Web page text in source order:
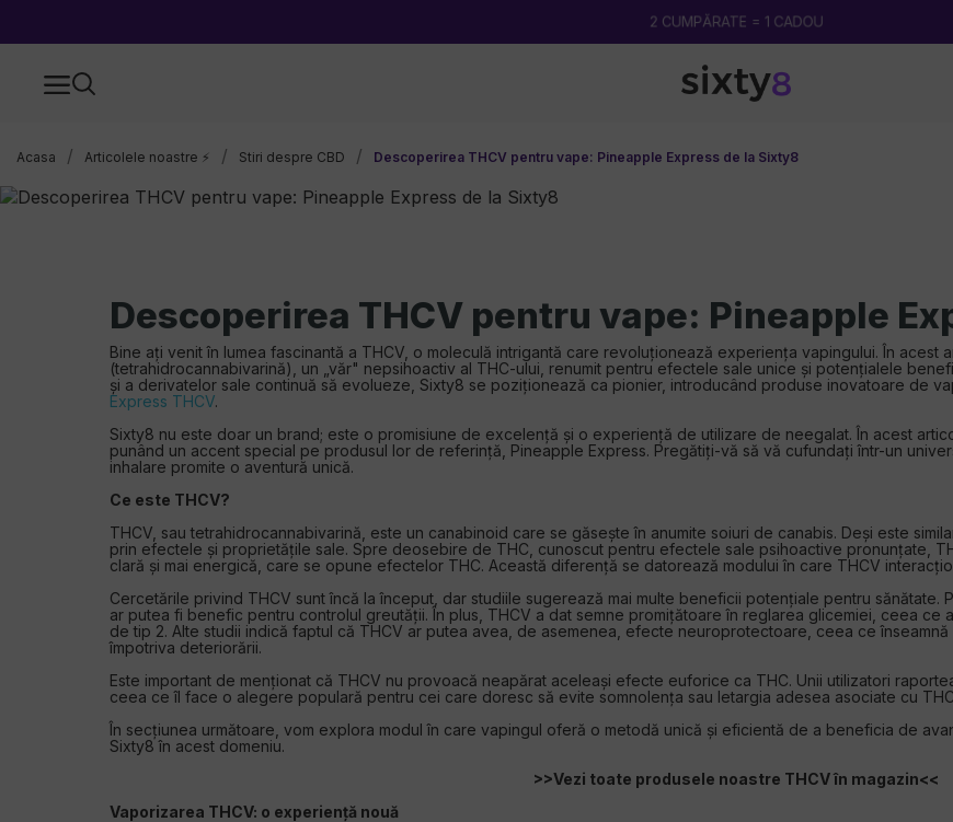
2 CUMPĂRATE = 1 CADOU
Acasa Articolele noastre ⚡ Stiri despre CBD Descoperirea THCV pentru vape: Pineapple Express de la Sixty8
Descoperirea THCV pentru vape: Pineapple
Bine ați venit în lumea fascinantă a THCV, o moleculă intrigantă care revoluționează experiența vapingului. În acest
(tetrahidrocannabivarină), un „văr" nepsihoactiv al THC-ului, renumit pentru efectele sale unice și potențialele
și a derivatelor sale continuă să evolueze, Sixty8 se poziționează ca pionier, introducând produse inovatoare de
Express THCV.
Sixty8 nu este doar un brand; este o promisiune de excelență și o experiență de utilizare de neegalat. În acest
punând un accent special pe produsul lor de referință, Pineapple Express. Pregătiți-vă să vă cufundați într-un
inhalare promite o aventură unică.
Ce este THCV?
THCV, sau tetrahidrocannabivarină, este un canabinoid care se găsește în anumite soiuri de canabis. Deși este
prin efectele și proprietățile sale. Spre deosebire de THC, cunoscut pentru efectele sale psihoactive pronunțate,
clară și mai energică, care se opune efectelor THC. Această diferență se datorează modului în care THCV
Cercetările privind THCV sunt încă la început, dar studiile sugerează mai multe beneficii potențiale pentru
ar putea fi benefic pentru controlul greutății. În plus, THCV a dat semne promițătoare în reglarea glicemiei, ceea
de tip 2. Alte studii indică faptul că THCV ar putea avea, de asemenea, efecte neuroprotectoare, ceea ce
împotriva deteriorării.
Este important de menționat că THCV nu provoacă neapărat aceleași efecte euforice ca THC. Unii utilizatori
ceea ce îl face o alegere populară pentru cei care doresc să evite somnolența sau letargia adesea asociate cu
În secțiunea următoare, vom explora modul în care vapingul oferă o metodă unică și eficientă de a beneficia de
Sixty8 în acest domeniu.
>>Vezi toate produsele noastre THCV în magazin<<
Vaporizarea THCV: o experiență nouă